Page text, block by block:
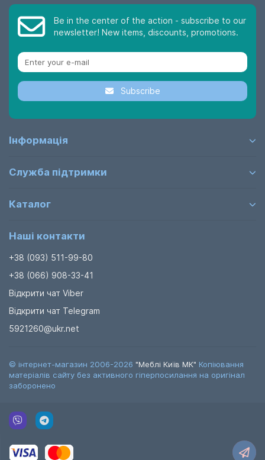
знаходитесь саме на тому сайті.
Звертаємо увагу, якщо не знайшли саме тієї шафи, яка
вас цікавить, зайдіть у розділ
корпусні меблі, шафи
пенали.
Продукція виготовляється із якісного ДСП
Українського виробництва. Виготовляються шафи на
сучасному обладнанні, яке дозволяє досягти високої
Be in the center of the action - subscribe to our
newsletter! New items, discounts, promotions.
Subscribe
Інформація
Служба підтримки
Каталог
Наші контакти
+38 (093) 511-99-80
+38 (066) 908-33-41
Відкрити чат Viber
Відкрити чат Telegram
5921260@ukr.net
© інтернет-магазин 2006-2026 "Меблі Київ МК" Копіювання
матеріалів сайту без активного гіперпосилання на оригінал
заборонено